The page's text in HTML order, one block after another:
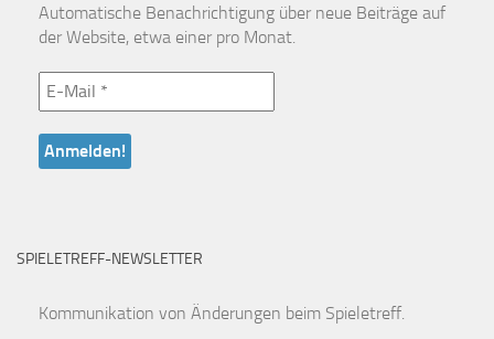
Automatische Benachrichtigung über neue Beiträge auf
der Website, etwa einer pro Monat.
SPIELETREFF-NEWSLETTER
Kommunikation von Änderungen beim Spieletreff.